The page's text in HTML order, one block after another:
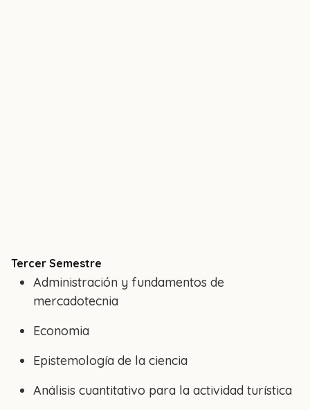
Tercer Semestre
Administración y fundamentos de
mercadotecnia
Economia
Epistemología de la ciencia
Análisis cuantitativo para la actividad turística